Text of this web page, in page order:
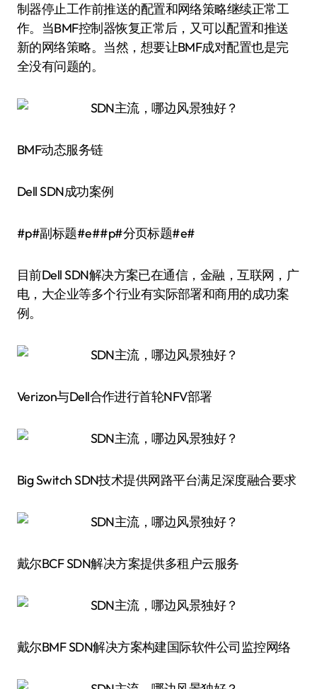
制器停止工作前推送的配置和网络策略继续正常工
作。当BMF控制器恢复正常后，又可以配置和推送
新的网络策略。当然，想要让BMF成对配置也是完
全没有问题的。
BMF动态服务链
Dell SDN成功案例
#p#副标题#e##p#分页标题#e#
目前Dell SDN解决方案已在通信，金融，互联网，广
电，大企业等多个行业有实际部署和商用的成功案
例。
Verizon与Dell合作进行首轮NFV部署
Big Switch SDN技术提供网路平台满足深度融合要求
戴尔BCF SDN解决方案提供多租户云服务
戴尔BMF SDN解决方案构建国际软件公司监控网络